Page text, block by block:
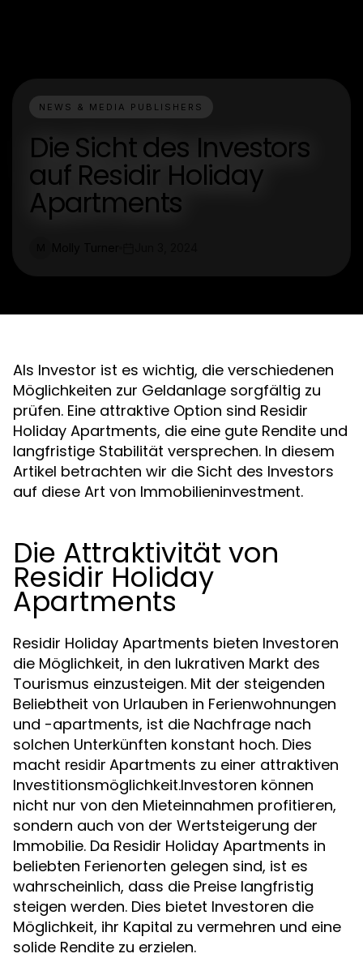
NEWS & MEDIA PUBLISHERS
Die Sicht des Investors
auf Residir Holiday
Apartments
Als Investor ist es wichtig, die verschiedenen
Möglichkeiten zur Geldanlage sorgfältig zu
prüfen. Eine attraktive Option sind Residir
Holiday Apartments, die eine gute Rendite und
langfristige Stabilität versprechen. In diesem
Artikel betrachten wir die Sicht des Investors
auf diese Art von Immobilieninvestment.
Die Attraktivität von
Residir Holiday
Apartments
Residir Holiday Apartments bieten Investoren
die Möglichkeit, in den lukrativen Markt des
Tourismus einzusteigen. Mit der steigenden
Beliebtheit von Urlauben in Ferienwohnungen
und -apartments, ist die Nachfrage nach
solchen Unterkünften konstant hoch. Dies
macht residir Apartments zu einer attraktiven
Investitionsmöglichkeit.Investoren können
nicht nur von den Mieteinnahmen profitieren,
sondern auch von der Wertsteigerung der
Immobilie. Da Residir Holiday Apartments in
beliebten Ferienorten gelegen sind, ist es
wahrscheinlich, dass die Preise langfristig
steigen werden. Dies bietet Investoren die
Möglichkeit, ihr Kapital zu vermehren und eine
solide Rendite zu erzielen.